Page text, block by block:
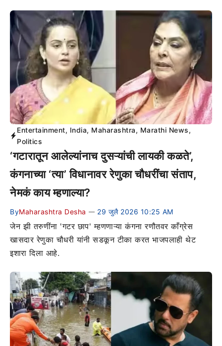
Entertainment, India, Maharashtra, Marathi News,
Politics
‘गटारातून आलेल्यांनाच दुसऱ्यांची लायकी कळते’,
कंगनाच्या ‘त्या’ विधानावर रेणुका चौधरींचा संताप,
नेमकं काय म्हणाल्या?
ByMaharashtra Desha — 29 जुलै 2026 10:25 AM
जेन झी तरुणींना 'गटर छाप' म्हणणाऱ्या कंगना रणौतवर काँग्रेस
खासदार रेणुका चौधरी यांनी सडकून टीका करत भाजपलाही थेट
इशारा दिला आहे.